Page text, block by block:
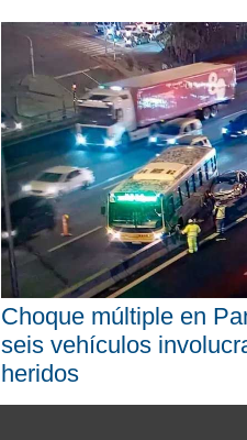
Choque múltiple en
seis vehículos
heridos